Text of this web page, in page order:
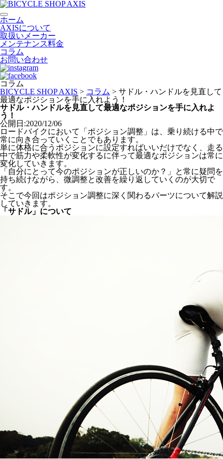
ホーム
AXISについて
取扱いメーカー
メンテナンス料金
コラム
お問い合わせ
コラム
BICYCLE SHOP AXIS > コラム > サドル・ハンドルを見直して
最適なポジションを手に入れよう！
サドル・ハンドルを見直して最適なポジションを手に入れよ
う！
公開日:2020/12/06
ロードバイクにおいて「ポジション調整」は、乗り続ける中で
常に向き合っていくことでもあります。
単に体格に合うポジションに設定すればいいだけでなく、走る
中で筋力や柔軟性が変化するに伴って最適なポジションは常に
変化していきます。
「自分にとって今のポジションが正しいのか？」と常に疑問を
持ち続けながら、微調整と改善を繰り返していくのが大切で
す。
そこで今回はポジション調整に深く関わるパーツについて解説
していきます。
「サドル」について